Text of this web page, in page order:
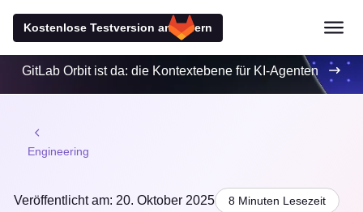
Kostenlose Testversion anfordern
GitLab Orbit ist da: die Kontextebene für KI-Agenten
Engineering
Veröffentlicht am: 20. Oktober 2025 8 Minuten Lesezeit